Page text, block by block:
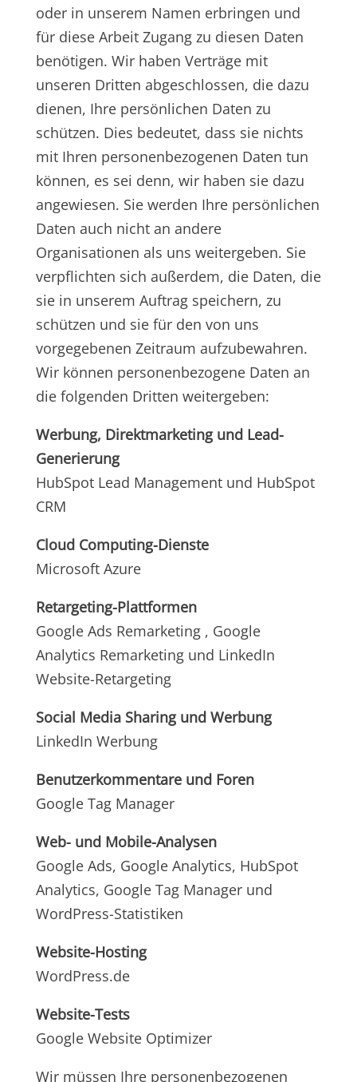
oder in unserem Namen erbringen und
für diese Arbeit Zugang zu diesen Daten
benötigen. Wir haben Verträge mit
unseren Dritten abgeschlossen, die dazu
dienen, Ihre persönlichen Daten zu
schützen. Dies bedeutet, dass sie nichts
mit Ihren personenbezogenen Daten tun
können, es sei denn, wir haben sie dazu
angewiesen. Sie werden Ihre persönlichen
Daten auch nicht an andere
Organisationen als uns weitergeben. Sie
verpflichten sich außerdem, die Daten, die
sie in unserem Auftrag speichern, zu
schützen und sie für den von uns
vorgegebenen Zeitraum aufzubewahren.
Wir können personenbezogene Daten an
die folgenden Dritten weitergeben:
Werbung, Direktmarketing und Lead-
Generierung
HubSpot Lead Management und HubSpot
CRM
Cloud Computing-Dienste
Microsoft Azure
Retargeting-Plattformen
Google Ads Remarketing , Google
Analytics Remarketing und LinkedIn
Website-Retargeting
Social Media Sharing und Werbung
LinkedIn Werbung
Benutzerkommentare und Foren
Google Tag Manager
Web- und Mobile-Analysen
Google Ads, Google Analytics, HubSpot
Analytics, Google Tag Manager und
WordPress-Statistiken
Website-Hosting
WordPress.de
Website-Tests
Google Website Optimizer
Wir müssen Ihre personenbezogenen